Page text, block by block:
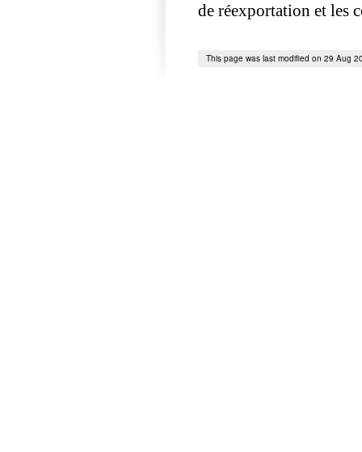
de réexportation et les
This page was last modified on 29 Aug